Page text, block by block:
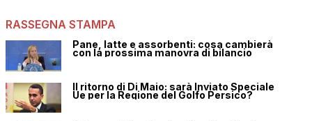
RASSEGNA STAMPA
Pane, latte e assorbenti: cosa cambierà
con la prossima manovra di bilancio
Il ritorno di Di Maio: sarà Inviato Speciale
Ue per la Regione del Golfo Persico?